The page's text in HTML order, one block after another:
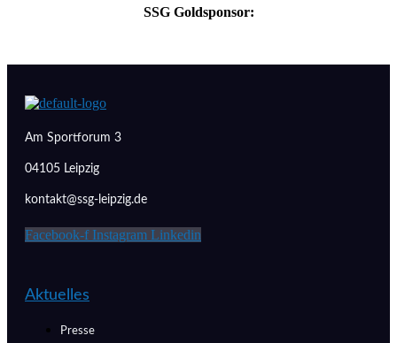
SSG Goldsponsor:
Am Sportforum 3
04105 Leipzig
kontakt@ssg-leipzig.de
Facebook-f Instagram Linkedin
Aktuelles
Presse